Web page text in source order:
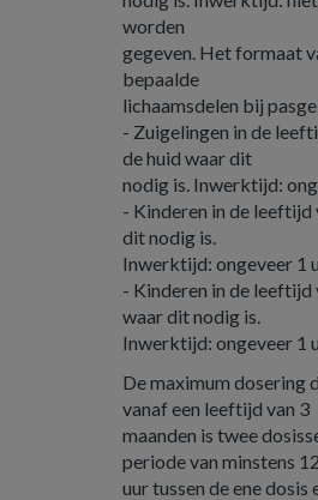
worden
gegeven. Het formaat
bepaalde
lichaamsdelen bij
- Zuigelingen in de
de huid waar dit
nodig is. Inwerktijd:
- Kinderen in de leeftijd
dit nodig is.
Inwerktijd: ongeveer 1
- Kinderen in de leeftijd
waar dit nodig is.
Inwerktijd: ongeveer 1
De maximum dosering
vanaf een leeftijd van 3
maanden is twee
periode van minstens 12
uur tussen de ene dosis